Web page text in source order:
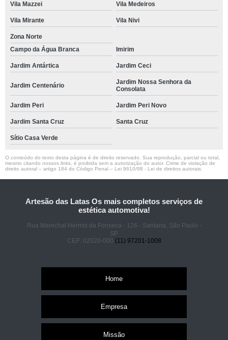
Vila Mazzei Vila Medeiros
Vila Mirante Vila Nivi
Zona Norte
Campo da Água Branca
Imirim
Jardim Antártica Jardim Ceci
Jardim Centenário
Jardim Nossa Senhora da
Consolata
Jardim Peri Jardim Peri Novo
Jardim Santa Cruz Santa Cruz
Sítio Casa Verde
O conteúdo do texto desta página é de direito reservado. Sua reprodução, parcial ou total,
mesmo citando nossos links, é proibida sem a autorização do autor. Crime de violação de
direito autoral – artigo 184 do Código Penal – Lei 9610/98 - Lei de direitos autorais
Artesão das Latas Os mais completos serviços de
estética automotiva!
Rua Marechal Hermis da Fonseca - 126 - Santana, São Paulo -
SP
CEP: 02020-000 (11) 97201-1008
Home
Empresa
Missão